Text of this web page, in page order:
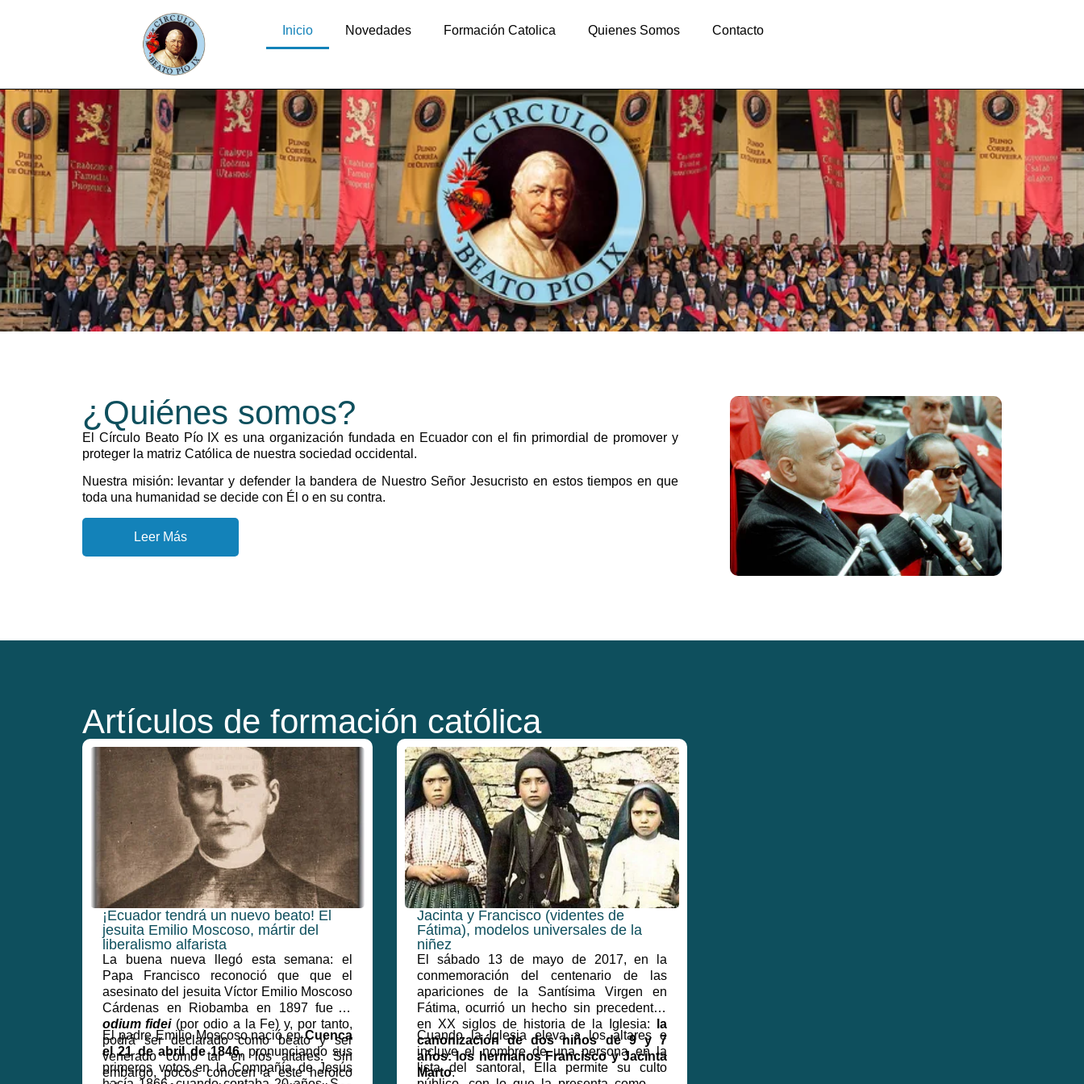
Inicio Novedades Formación Catolica Quienes Somos Contacto
¿Quiénes somos?
El Círculo Beato Pío IX es una organización fundada en Ecuador con el fin primordial de promover y
proteger la matriz Católica de nuestra sociedad occidental.
Nuestra misión: levantar y defender la bandera de Nuestro Señor Jesucristo en estos tiempos en que
toda una humanidad se decide con Él o en su contra.
Leer Más
Artículos de formación católica
¡Ecuador tendrá un nuevo beato! El
jesuita Emilio Moscoso, mártir del
liberalismo alfarista
La buena nueva llegó esta semana: el
Papa Francisco reconoció que que el
asesinato del jesuita Víctor Emilio Moscoso
Cárdenas en Riobamba en 1897 fuein
odium fidei(por odio a la Fe) y, por tanto,
podrá ser declarado como beato y ser
venerado como tal en los altares. Sin
embargo, pocos conocen a este heroico
El padre Emilio Moscoso nació enCuenca
el 21 de abril de 1846, pronunciando sus
primeros votos en la Compañía de Jesús
Jacinta y Francisco (videntes de
Fátima), modelos universales de la
niñez
El sábado 13 de mayo de 2017, en la
conmemoración del centenario de las
apariciones de la Santísima Virgen en
Fátima, ocurrió un hecho sin precedentes
en XX siglos de historia de la Iglesia:
la
canonización de dos niños de 9 y 7
años: los hermanos Francisco y Jacinta
Marto.
Cuando la Iglesia eleva a los altares e
incluye el nombre de una persona en la
lista del santoral, Ella permite su culto